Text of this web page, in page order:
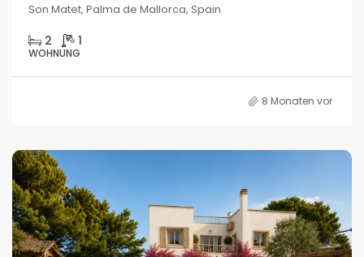
Son Matet, Palma de Mallorca, Spain
2 1
WOHNUNG
8 Monaten vor